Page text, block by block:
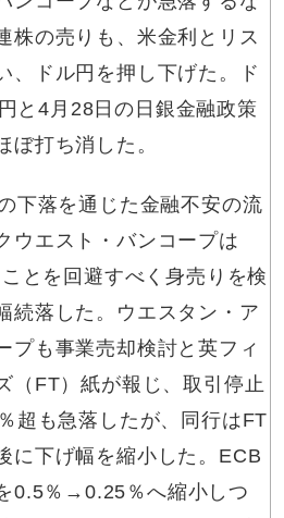
株の売りも、米金利とリス
、ドル円を押し下げた。ド
と4月28日の日銀金融政策
ぼ打ち消した。
下落を通じた金融不安の流
ウエスト・バンコープは
とを回避すべく身売りを検
続落した。ウエスタン・ア
プも事業売却検討と英フィ
（FT）紙が報じ、取引停止
超も急落したが、同行はFT
に下げ幅を縮小した。ECB
0.5％→0.25％へ縮小しつ